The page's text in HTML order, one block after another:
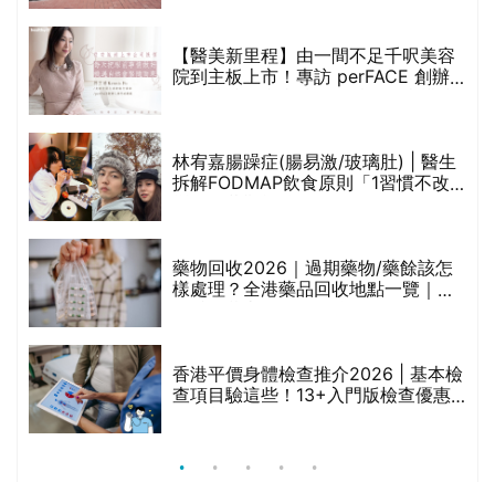
【醫美新里程】由一間不足千呎美容
院到主板上市！專訪 perFACE 創辦
林宥嘉腸躁症(腸易激/玻璃肚) | 醫生
拆解FODMAP飲食原則「1習慣不改
藥物回收2026｜過期藥物/藥餘該怎
樣處理？全港藥品回收地點一覽｜屈
香港平價身體檢查推介2026 | 基本檢
查項目驗這些！13+入門版檢查優惠